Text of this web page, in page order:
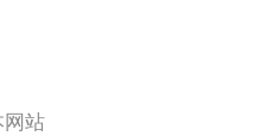
网站